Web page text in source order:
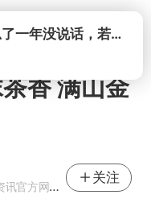
打开
香 满山金
官方网易号
关注